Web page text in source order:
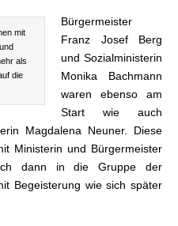
mit
als
die
Bürgermeister
Franz Josef Berg
und Sozialministerin
Monika Bachmann
waren ebenso am
Start wie auch
Magdalena Neuner. Diese
Ministerin und Bürgermeister
dann in die Gruppe der
Begeisterung wie sich später